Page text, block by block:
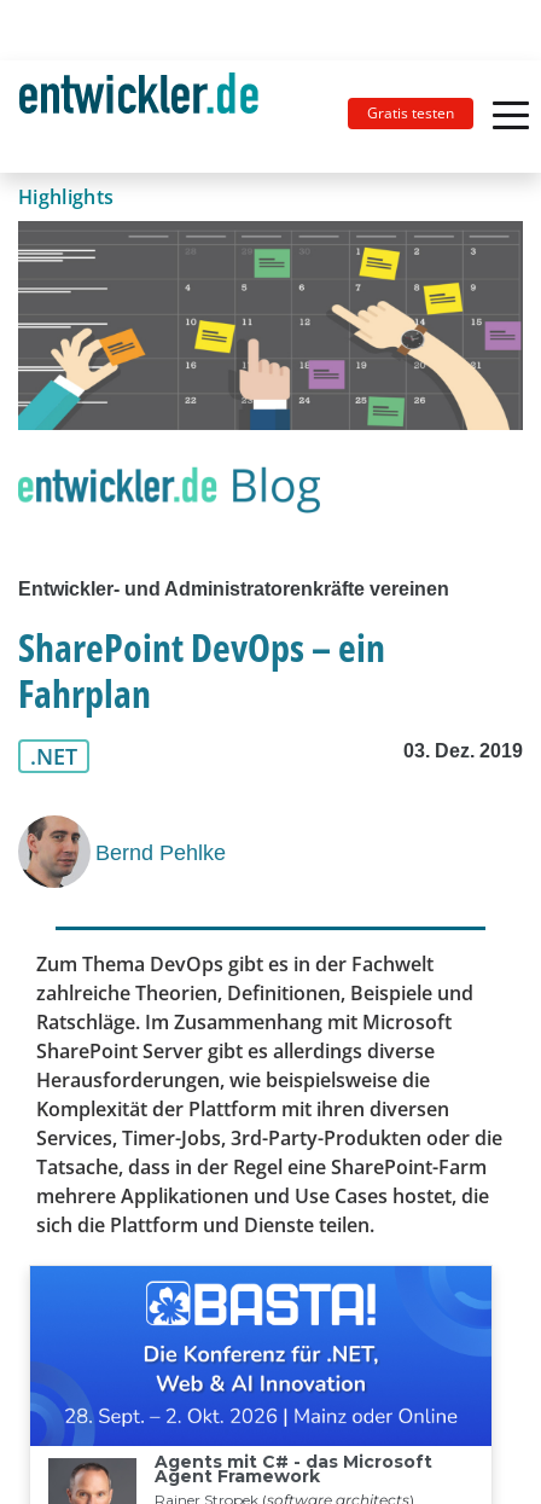
Gratis testen
Highlights
Entwickler- und Administratorenkräfte vereinen
SharePoint DevOps – ein
Fahrplan
.NET 03. Dez. 2019
Bernd Pehlke
Zum Thema DevOps gibt es in der Fachwelt
zahlreiche Theorien, Definitionen, Beispiele und
Ratschläge. Im Zusammenhang mit Microsoft
SharePoint Server gibt es allerdings diverse
Herausforderungen, wie beispielsweise die
Komplexität der Plattform mit ihren diversen
Services, Timer-Jobs, 3rd-Party-Produkten oder die
Tatsache, dass in der Regel eine SharePoint-Farm
mehrere Applikationen und Use Cases hostet, die
sich die Plattform und Dienste teilen.